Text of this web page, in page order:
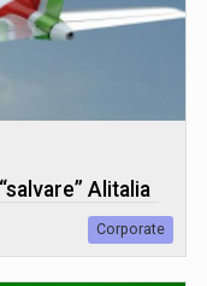
Alitalia
Corporate